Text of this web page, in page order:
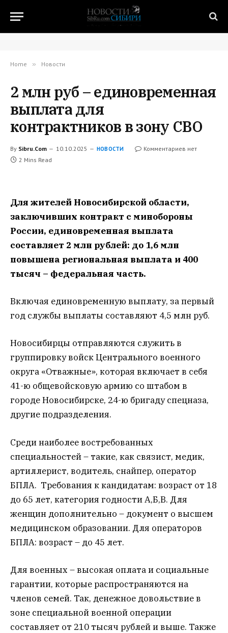
Home » Новости
2 млн руб – единовременная
выплата для
контрактников в зону СВО
By Sibru.Com 10.10.2025 НОВОСТИ
Комментариев нет
2 Mins Read
Для жителей Новосибирской области,
заключивших контракт с минобороны
России, единовременная выплата
составляет 2 млн рублей: до 1,6 млн
повышена региональная выплата и 400
тысяч – федеральная часть.
Включая единовременную выплату, за первый
год службы выплаты составляют 4,5 млн руб.
Новосибирцы отправляются служить в
группировку войск Центрального военного
округа «Отважные», которая включает в себя
41-ю общевойсковую армию со штабом в
городе Новосибирске, 24-ю бригаду спецназа,
другие подразделения.
Среди наиболее востребованных
специальностей – такие, как связист, медик,
артиллерист, водитель, снайпер, оператор
БПЛА. Требования к кандидатам: возраст от 18
до 65 лет, категория годности А,Б,В. Для
женщин дополнительно – документ о высшем
медицинском образовании. Для операторов
БПЛА: возраст – до 45 лет.
Для военных – высокая оплата и социальные
гарантии, которые распространяются на
членов семей. Так, денежное довольствие в
зоне специальной военной операции
составляет от 210 тысяч рублей и выше. Также